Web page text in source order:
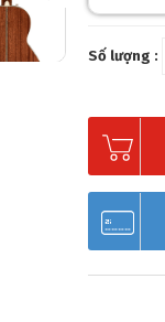
Số lượng :